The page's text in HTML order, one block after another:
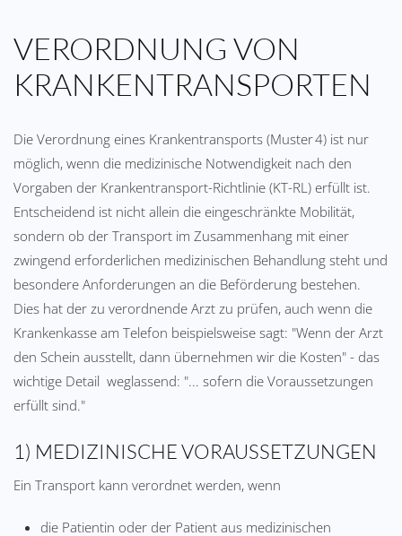
VERORDNUNG VON
KRANKENTRANSPORTEN
Die Verordnung eines Krankentransports (Muster 4) ist nur
möglich, wenn die medizinische Notwendigkeit nach den
Vorgaben der Krankentransport-Richtlinie (KT-RL) erfüllt ist.
Entscheidend ist nicht allein die eingeschränkte Mobilität,
sondern ob der Transport im Zusammenhang mit einer
zwingend erforderlichen medizinischen Behandlung steht und
besondere Anforderungen an die Beförderung bestehen.
Dies hat der zu verordnende Arzt zu prüfen, auch wenn die
Krankenkasse am Telefon beispielsweise sagt: "Wenn der Arzt
den Schein ausstellt, dann übernehmen wir die Kosten" - das
wichtige Detail weglassend: "... sofern die Voraussetzungen
erfüllt sind."
1) MEDIZINISCHE VORAUSSETZUNGEN
Ein Transport kann verordnet werden, wenn
die Patientin oder der Patient aus medizinischen